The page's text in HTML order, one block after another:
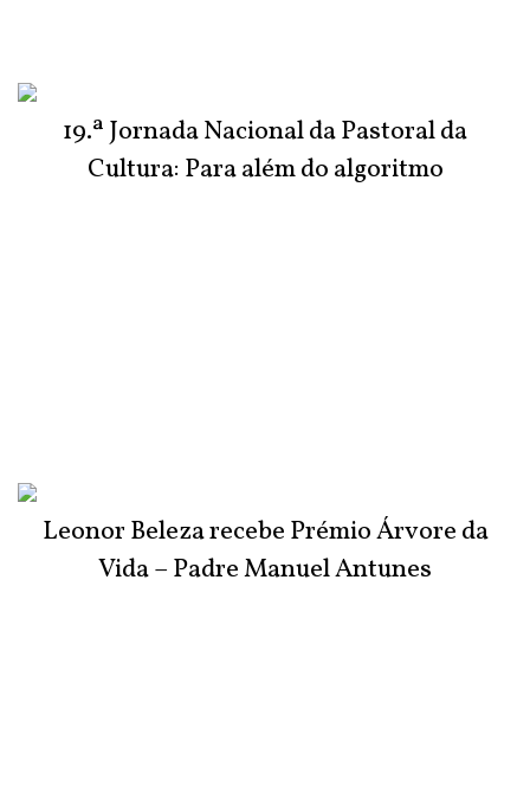
19.ª Jornada Nacional da Pastoral da
Cultura: Para além do algoritmo
Leonor Beleza recebe Prémio Árvore da
Vida – Padre Manuel Antunes